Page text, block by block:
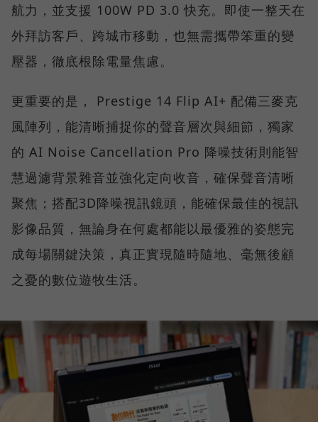
航力，並支援 100W PD 3.0 快充。即使一整天在
外拜訪客戶、跨城市移動，也無需攜帶笨重的變
壓器，徹底根除電量焦慮。
更重要的是， Prestige 14 Flip AI+ 配備三麥克
風陣列，能清晰捕捉你的聲音層次與細節，獨家
的 AI Noise Cancellation Pro 降噪技術則能智
慧過濾背景雜音並強化定向收音，確保聲音清晰
聚焦；搭配3D降噪視訊鏡頭，能確保最佳的視訊
影像品質，無論身在何處都能以最優雅的姿態完
成每場關鍵決策，真正實現隨時隨地、毫無後顧
之憂的數位遊牧生活。